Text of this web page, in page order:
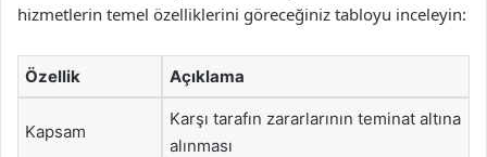
hizmetlerin temel özelliklerini göreceğiniz tabloyu inceleyin:
Özellik Açıklama
Kapsam
Karşı tarafın zararlarının teminat altına
alınması